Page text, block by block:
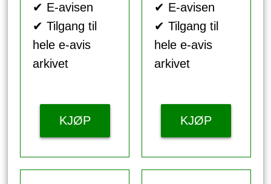
✔ E-avisen
✔ Tilgang til
hele e-avis
arkivet
KJØP
✔ E-avisen
✔ Tilgang til
hele e-avis
arkivet
KJØP